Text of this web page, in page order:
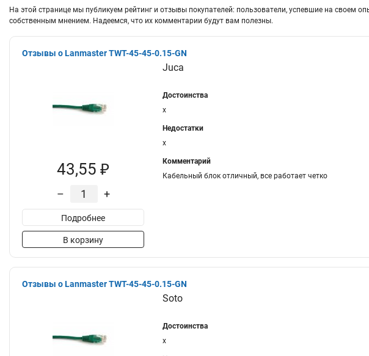
На этой странице мы публикуем рейтинг и отзывы покупателей: пользователи, успевшие на своем
собственным мнением. Надеемся, что их комментарии будут вам полезны.
Отзывы о Lanmaster TWT-45-45-0.15-GN
43,55 ₽
– +
Подробнее
В корзину
Juca
Достоинства
x
Недостатки
x
Комментарий
Кабельный блок отличный, все работает четко
Отзывы о Lanmaster TWT-45-45-0.15-GN
Soto
Достоинства
x